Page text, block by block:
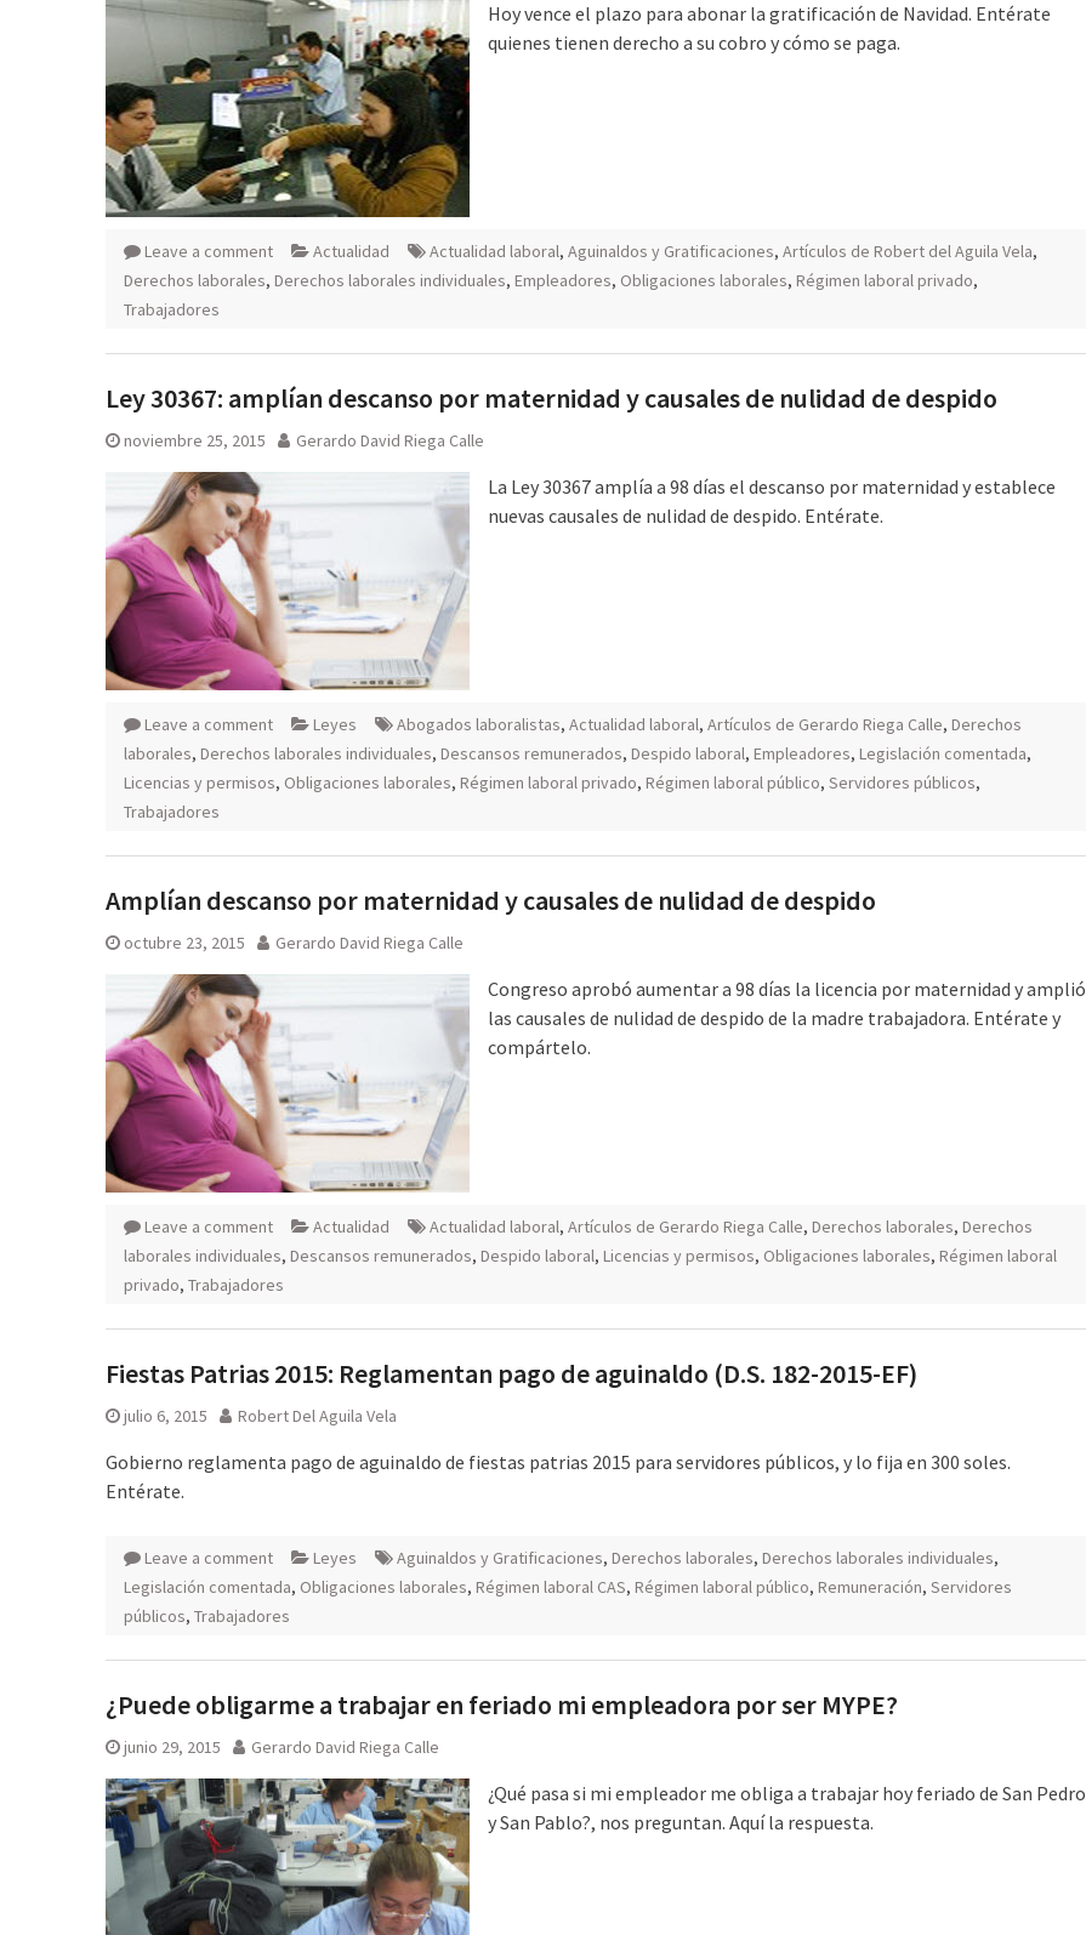
Hoy vence el plazo para abonar la gratificación de Navidad. Entérate
quienes tienen derecho a su cobro y cómo se paga.
Leave a comment Actualidad Actualidad laboral, Aguinaldos y Gratificaciones, Artículos de Robert del Aguila Vela,
Derechos laborales, Derechos laborales individuales, Empleadores, Obligaciones laborales, Régimen laboral privado,
Trabajadores
Ley 30367: amplían descanso por maternidad y causales de nulidad de despido
noviembre 25, 2015 Gerardo David Riega Calle
La Ley 30367 amplía a 98 días el descanso por maternidad y establece
nuevas causales de nulidad de despido. Entérate.
Leave a comment Leyes Abogados laboralistas, Actualidad laboral, Artículos de Gerardo Riega Calle, Derechos
laborales, Derechos laborales individuales, Descansos remunerados, Despido laboral, Empleadores, Legislación comentada,
Licencias y permisos, Obligaciones laborales, Régimen laboral privado, Régimen laboral público, Servidores públicos,
Trabajadores
Amplían descanso por maternidad y causales de nulidad de despido
octubre 23, 2015 Gerardo David Riega Calle
Congreso aprobó aumentar a 98 días la licencia por maternidad y amplió
las causales de nulidad de despido de la madre trabajadora. Entérate y
compártelo.
Leave a comment Actualidad Actualidad laboral, Artículos de Gerardo Riega Calle, Derechos laborales, Derechos
laborales individuales, Descansos remunerados, Despido laboral, Licencias y permisos, Obligaciones laborales, Régimen laboral
privado, Trabajadores
Fiestas Patrias 2015: Reglamentan pago de aguinaldo (D.S. 182-2015-EF)
julio 6, 2015 Robert Del Aguila Vela
Gobierno reglamenta pago de aguinaldo de fiestas patrias 2015 para servidores públicos, y lo fija en 300 soles.
Entérate.
Leave a comment Leyes Aguinaldos y Gratificaciones, Derechos laborales, Derechos laborales individuales,
Legislación comentada, Obligaciones laborales, Régimen laboral CAS, Régimen laboral público, Remuneración, Servidores
públicos, Trabajadores
¿Puede obligarme a trabajar en feriado mi empleadora por ser MYPE?
junio 29, 2015 Gerardo David Riega Calle
¿Qué pasa si mi empleador me obliga a trabajar hoy feriado de San Pedro
y San Pablo?, nos preguntan. Aquí la respuesta.